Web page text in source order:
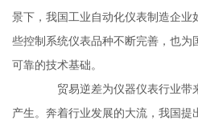
景下，我国工业自动化仪表制造企业
些控制系统仪表品种不断完善，也为
可靠的技术基础。
贸易逆差为仪器仪表行业带
产生。奔着行业发展的大流，我国提